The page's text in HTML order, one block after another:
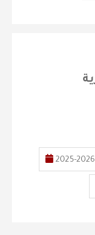
2025-2026